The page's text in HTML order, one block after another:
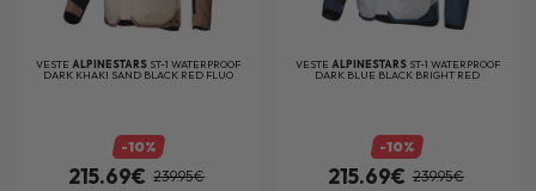
VESTE ALPINESTARS ST-1 WATERPROOF
DARK KHAKI SAND BLACK RED FLUO
-10%
215.69€ 239.95€
VESTE ALPINESTARS ST-1 WATERPROOF
DARK BLUE BLACK BRIGHT RED
-10%
215.69€ 239.95€